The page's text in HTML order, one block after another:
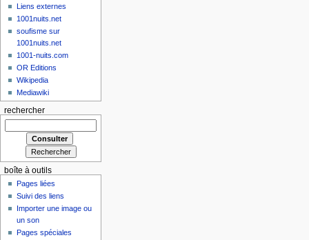
Liens externes
1001nuits.net
soufisme sur
1001nuits.net
1001-nuits.com
OR Editions
Wikipedia
Mediawiki
rechercher
boîte à outils
Pages liées
Suivi des liens
Importer une image ou
un son
Pages spéciales